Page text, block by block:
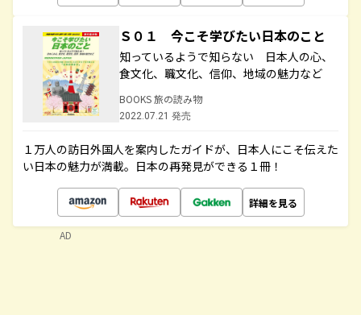
Ｓ０１ 今こそ学びたい日本のこと
知っているようで知らない 日本人の心、
食文化、職文化、信仰、地域の魅力など
BOOKS 旅の読み物
2022.07.21 発売
１万人の訪日外国人を案内したガイドが、日本人にこそ伝えた
い日本の魅力が満載。日本の再発見ができる１冊！
詳細を見る
AD